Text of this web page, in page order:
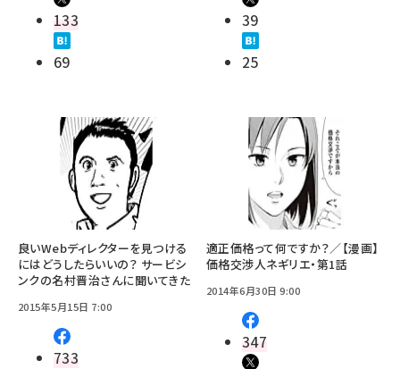
133
69
39
25
良いWebディレクターを見つける
にはどうしたらいいの？ サービシ
ンクの名村晋治さんに聞いてきた
2015年5月15日 7:00
733
適正価格って何ですか？／【漫画】
価格交渉人ネギリエ・第1話
2014年6月30日 9:00
347